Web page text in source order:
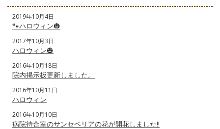
2019年10月4日
🐾ハロウィン🎃
2017年10月3日
ハロウィン🎃
2016年10月18日
院内掲示板更新しました。
2016年10月11日
ハロウィン
2016年10月10日
病院待合室のサンセベリアの花が開花しました‼️